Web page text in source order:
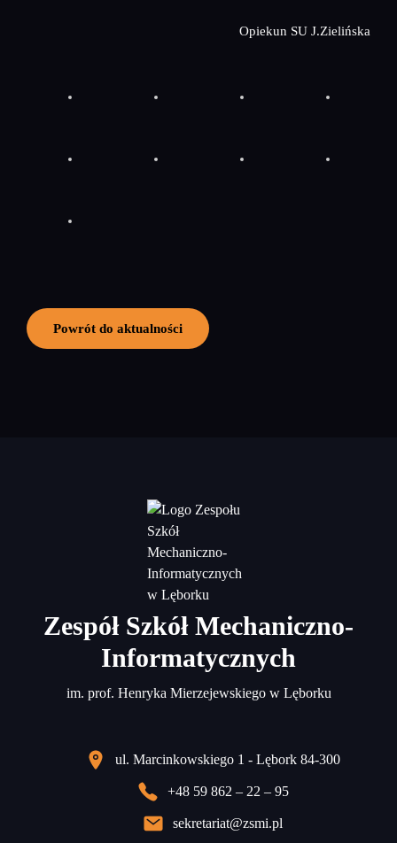
Opiekun SU J.Zielińska
Powrót do aktualności
Zespół Szkół Mechaniczno-
Informatycznych
im. prof. Henryka Mierzejewskiego w Lęborku
ul. Marcinkowskiego 1 - Lębork 84-300
+48 59 862 – 22 – 95
sekretariat@zsmi.pl